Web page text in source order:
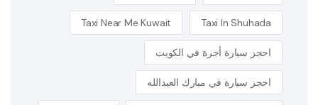
Taxi In Shuhada
Taxi Near Me Kuwait
احجز سيارة أجرة في الكويت
احجز سيارة في مبارك العبدالله